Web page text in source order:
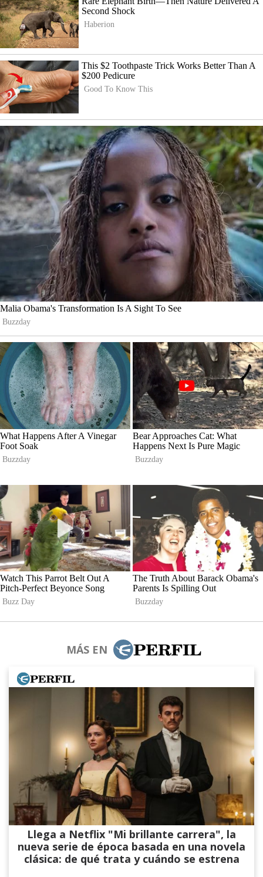
MÁS EN
Llega a Netflix "Mi brillante carrera", la
nueva serie de época basada en una novela
clásica: de qué trata y cuándo se estrena